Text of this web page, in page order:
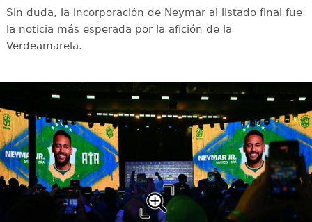
Sin duda, la incorporación de Neymar al listado final fue
la noticia más esperada por la afición de la
Verdeamarela.